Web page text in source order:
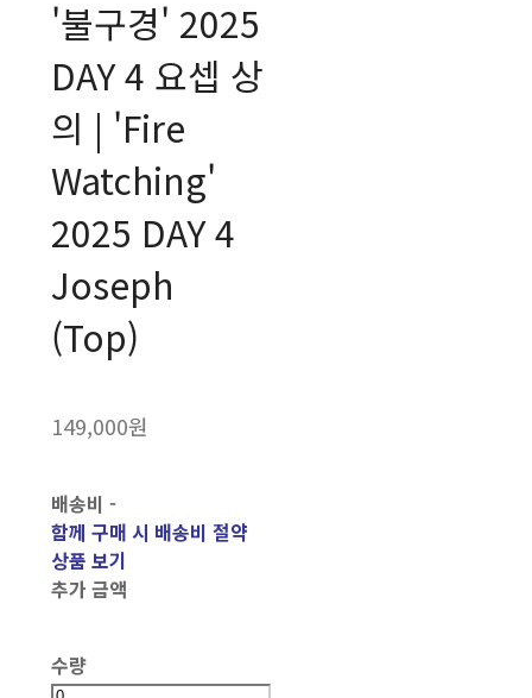
'불구경' 2025
DAY 4 요셉 상
의 | 'Fire
Watching'
2025 DAY 4
Joseph
(Top)
149,000원
배송비 -
함께 구매 시 배송비 절약
상품 보기
추가 금액
수량